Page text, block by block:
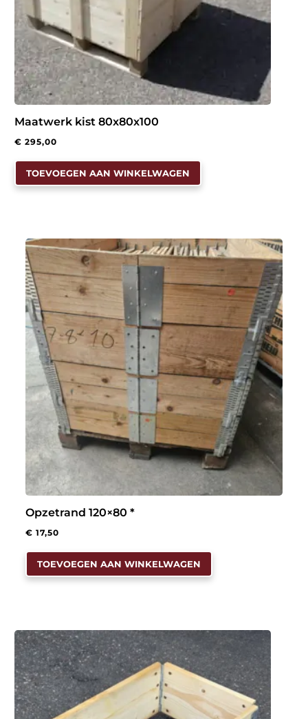
Maatwerk kist 80x80x100
€ 295,00
TOEVOEGEN AAN WINKELWAGEN
Opzetrand 120×80 *
€ 17,50
TOEVOEGEN AAN WINKELWAGEN